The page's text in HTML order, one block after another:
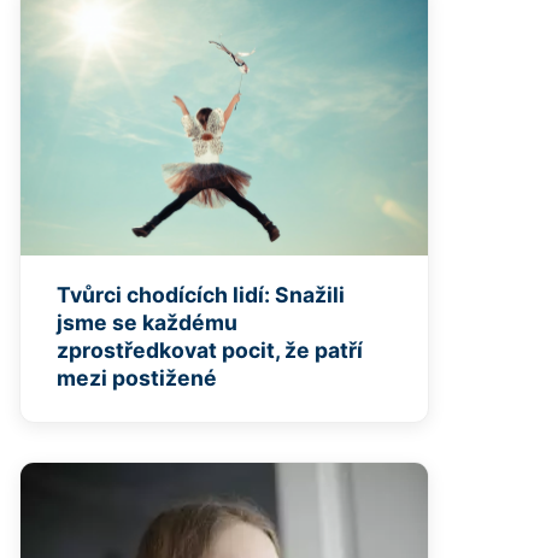
Tvůrci chodících lidí: Snažili
jsme se každému
zprostředkovat pocit, že patří
mezi postižené